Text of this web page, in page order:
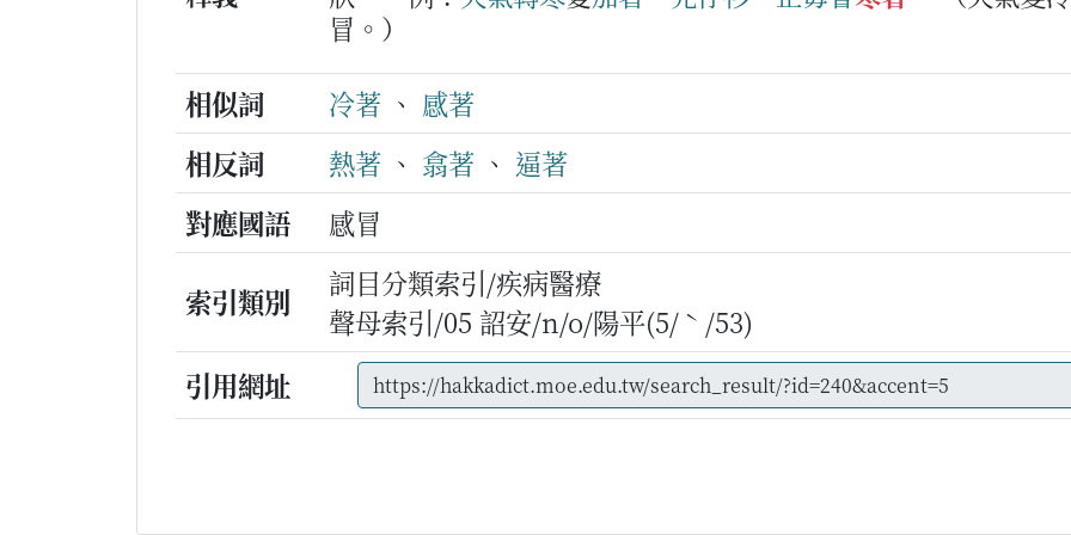
冒。）
相似詞
冷著 、 感著
相反詞
熱著 、 翕著 、 逼著
對應國語
感冒
索引類別
詞目分類索引/疾病醫療
聲母索引/05 詔安/n/o/陽平(5/ˋ/53)
引用網址